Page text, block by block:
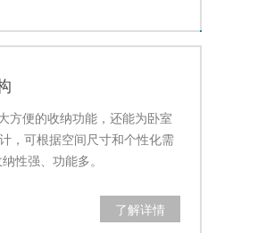
方便的收纳功能，还能为卧室
，可根据空间尺寸和个性化需
性强、功能多。
了解详情